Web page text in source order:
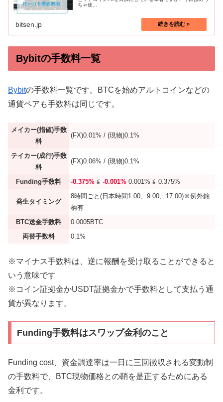
ちゃ使...
bitsen.jp
Bybitの手数料一覧
Bybitの手数料一覧です。BTCを始めアルトコインなどの
通貨ペアも手数料は同じです。
メイカー(指値)手数
料
(FX)0.01% / (現物)0.1%
テイカー(成行)手数
料
(FX)0.06% / (現物)0.1%
Funding手数料 -0.375% ≦ -0.001% 0.001% ≦ 0.375%
発生タイミング
8時間ごと(日本時間1:00、9:00、17:00)※例外銘
柄有
BTC送金手数料
0.0005BTC
両替手数料
0.1%
※マイナス手数料は、逆に報酬を受け取ることができると
いう意味です
※コイン証拠金かUSDT証拠金かで手数料として支払う通
貨が異なります。
Funding手数料はスワップ金利のこと
Funding cost、資金調達率は一日に三回徴収される変動制
の手数料で、BTC現物価格との鞘を是正するためにある
金利です。